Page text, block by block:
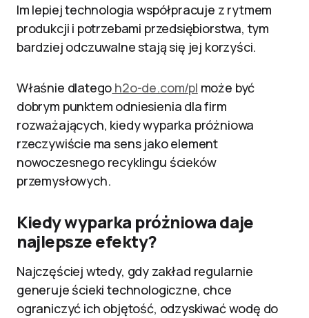
Im lepiej technologia współpracuje z rytmem
produkcji i potrzebami przedsiębiorstwa, tym
bardziej odczuwalne stają się jej korzyści.
Właśnie dlatego h2o-de.com/pl może być
dobrym punktem odniesienia dla firm
rozważających, kiedy wyparka próżniowa
rzeczywiście ma sens jako element
nowoczesnego recyklingu ścieków
przemysłowych.
Kiedy wyparka próżniowa daje
najlepsze efekty?
Najczęściej wtedy, gdy zakład regularnie
generuje ścieki technologiczne, chce
ograniczyć ich objętość, odzyskiwać wodę do